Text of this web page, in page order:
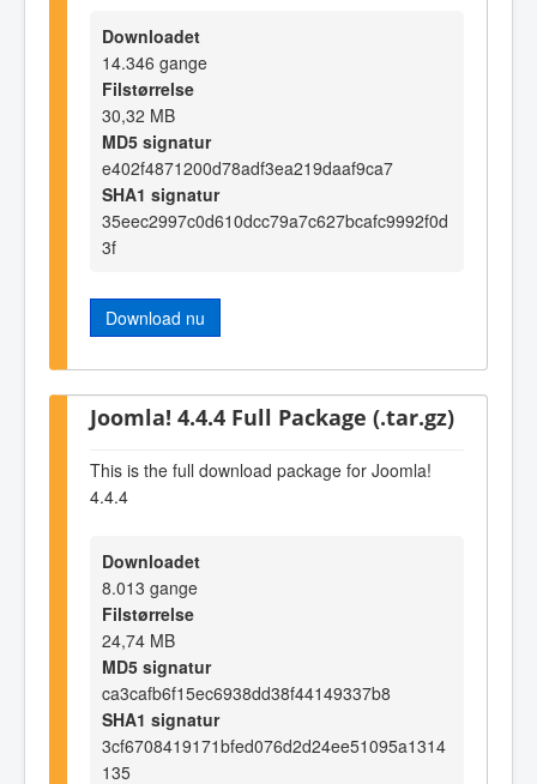
Downloadet
14.346 gange
Filstørrelse
30,32 MB
MD5 signatur
e402f4871200d78adf3ea219daaf9ca7
SHA1 signatur
35eec2997c0d610dcc79a7c627bcafc9992f0d
3f
Download nu
Joomla! 4.4.4 Full Package (.tar.gz)
This is the full download package for Joomla!
4.4.4
Downloadet
8.013 gange
Filstørrelse
24,74 MB
MD5 signatur
ca3cafb6f15ec6938dd38f44149337b8
SHA1 signatur
3cf6708419171bfed076d2d24ee51095a1314
135